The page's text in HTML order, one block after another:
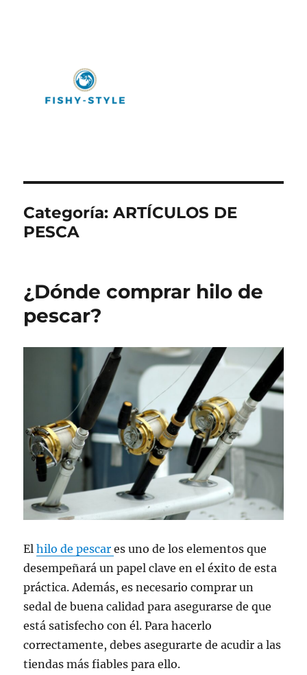
Categoría:ARTÍCULOS DE
PESCA
¿Dónde comprar hilo de
pescar?
Elhilo de pescares uno de los elementos que
desempeñará un papel clave en el éxito de esta
práctica. Además, es necesario comprar un
sedal de buena calidad para asegurarse de que
está satisfecho con él. Para hacerlo
correctamente, debes asegurarte de acudir a las
tiendas más fiables para ello.